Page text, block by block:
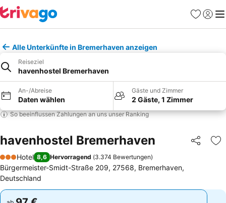
Favoriten
Alle Unterkünfte in Bremerhaven anzeigen
Reiseziel
havenhostel Bremerhaven
An-/Abreise
Daten wählen
Gäste und Zimmer
2 Gäste, 1 Zimmer
So beeinflussen Zahlungen an uns unser Ranking
havenhostel Bremerhaven Teilen
3 Sterne
Hotel 8,6 Hervorragend (3.374 Bewertungen)
Bürgermeister-Smidt-Straße 209, 27568, Bremerhaven,
Deutschland